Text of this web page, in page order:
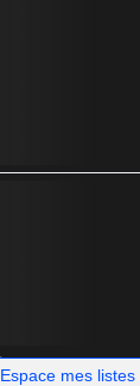
Espace mes listes